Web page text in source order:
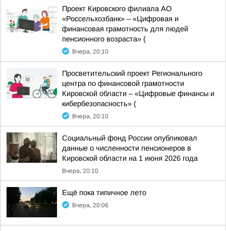
Проект Кировского филиала АО
«Россельхозбанк» – «Цифровая и
финансовая грамотность для людей
пенсионного возраста» (
Вчера, 20:10
Просветительский проект Регионального
центра по финансовой грамотности
Кировской области – «Цифровые финансы и
кибербезопасность» (
Вчера, 20:10
Социальный фонд России опубликовал
данные о численности пенсионеров в
Кировской области на 1 июня 2026 года
Вчера, 20:10
Ещё пока типичное лето
Вчера, 20:06